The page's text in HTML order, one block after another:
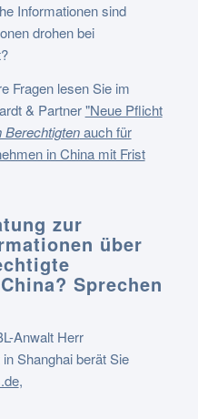
Informationen sind
drohen bei
Fragen lesen Sie im
& Partner"Neue Pflicht
Berechtigtenauch für
in China mit Frist
zur
über
? Sprechen
Anwalt Herr
Shanghai berät Sie
,